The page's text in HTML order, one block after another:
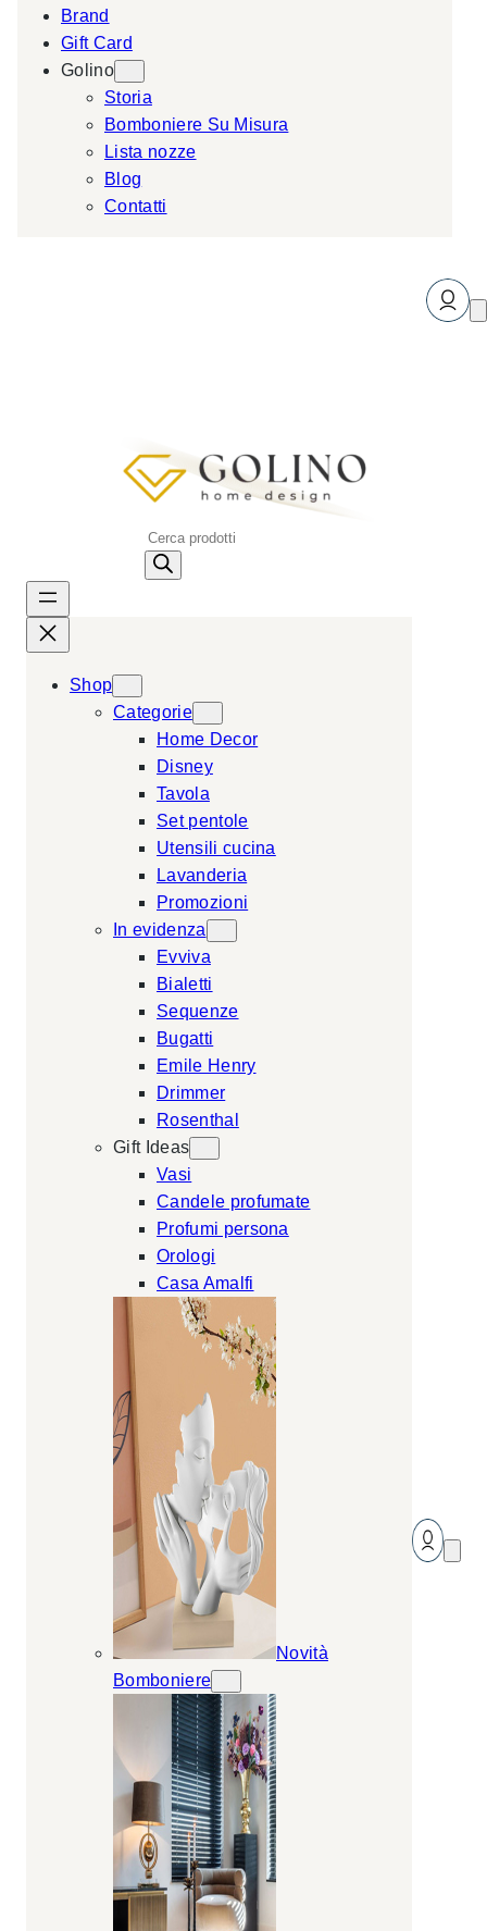
Brand
Gift Card
Golino
Storia
Bomboniere Su Misura
Lista nozze
Blog
Contatti
P
s
Shop
Categorie
Home Decor
Disney
Tavola
Set pentole
Utensili cucina
Lavanderia
Promozioni
In evidenza
Evviva
Bialetti
Sequenze
Bugatti
Emile Henry
Drimmer
Rosenthal
Gift Ideas
Vasi
Candele profumate
Profumi persona
Orologi
Casa Amalfi
Novità
Bomboniere